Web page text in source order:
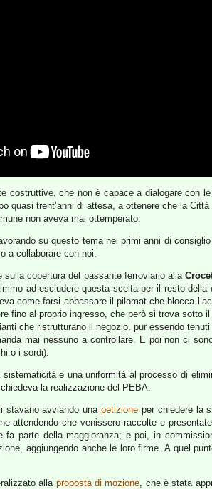
costruttive, che non è capace a dialogare con
trent’anni di attesa, a ottenere che la Città
non aveva mai ottemperato.
su questo tema nei primi anni di
a collaborare con noi.
sulla copertura del passante ferroviario alla
ad escludere questa scelta per il resto
come farsi abbassare il pilomat che blocca
fino al proprio ingresso, che però si trova sotto
che ristrutturano il negozio, pur essendo
mai nessuno a controllare. E poi non ci
o i sordi).
e una uniformità al processo di
la realizzazione del PEBA.
stavano avviando unapetizione per chiedere la
attendendo che venissero raccolte e
fa parte della maggioranza; e poi, in
aggiungendo anche le loro firme. A quel
alla proposta di mozione, che è stata